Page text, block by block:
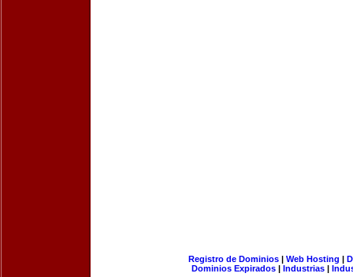
Registro de Dominios| Web Hosting |
Dominios Expirados | Industrias |